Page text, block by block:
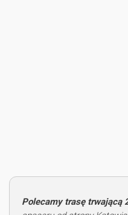
Polecamy trasę trwającą